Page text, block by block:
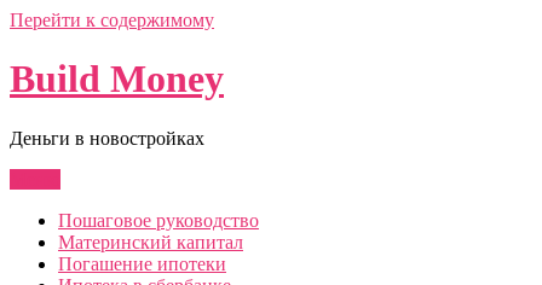
Перейти к содержимому
Build Money
Деньги в новостройках
Пошаговое руководство
Материнский капитал
Погашение ипотеки